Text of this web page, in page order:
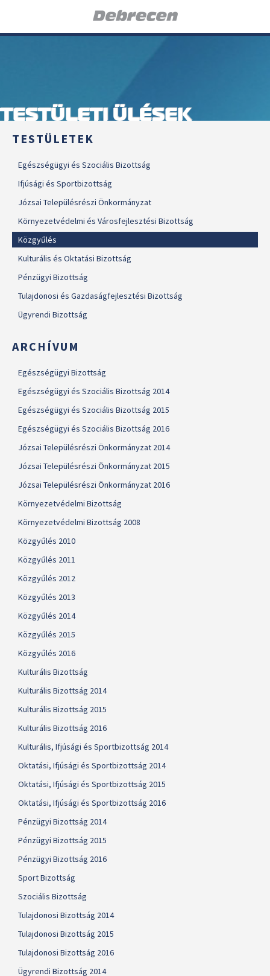
TESTÜLETI ÜLÉSEK
TESTÜLETEK
Egészségügyi és Szociális Bizottság
Ifjúsági és Sportbizottság
Józsai Településrészi Önkormányzat
Környezetvédelmi és Városfejlesztési Bizottság
Közgyűlés
Kulturális és Oktatási Bizottság
Pénzügyi Bizottság
Tulajdonosi és Gazdaságfejlesztési Bizottság
Ügyrendi Bizottság
ARCHÍVUM
Egészségügyi Bizottság
Egészségügyi és Szociális Bizottság 2014
Egészségügyi és Szociális Bizottság 2015
Egészségügyi és Szociális Bizottság 2016
Józsai Településrészi Önkormányzat 2014
Józsai Településrészi Önkormányzat 2015
Józsai Településrészi Önkormányzat 2016
Környezetvédelmi Bizottság
Környezetvédelmi Bizottság 2008
Közgyűlés 2010
Közgyűlés 2011
Közgyűlés 2012
Közgyűlés 2013
Közgyűlés 2014
Közgyűlés 2015
Közgyűlés 2016
Kulturális Bizottság
Kulturális Bizottság 2014
Kulturális Bizottság 2015
Kulturális Bizottság 2016
Kulturális, Ifjúsági és Sportbizottság 2014
Oktatási, Ifjúsági és Sportbizottság 2014
Oktatási, Ifjúsági és Sportbizottság 2015
Oktatási, Ifjúsági és Sportbizottság 2016
Pénzügyi Bizottság 2014
Pénzügyi Bizottság 2015
Pénzügyi Bizottság 2016
Sport Bizottság
Szociális Bizottság
Tulajdonosi Bizottság 2014
Tulajdonosi Bizottság 2015
Tulajdonosi Bizottság 2016
Ügyrendi Bizottság 2014